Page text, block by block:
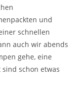
und
schnellen
auch wir abends
gehe, eine
schon etwas